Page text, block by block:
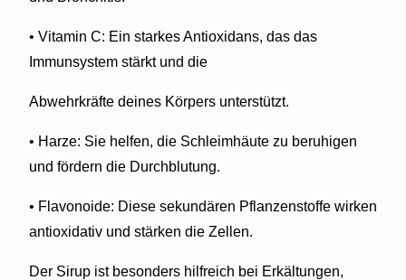
• Vitamin C: Ein starkes Antioxidans, das das
Immunsystem stärkt und die
Abwehrkräfte deines Körpers unterstützt.
• Harze: Sie helfen, die Schleimhäute zu beruhigen
und fördern die Durchblutung.
• Flavonoide: Diese sekundären Pflanzenstoffe wirken
antioxidativ und stärken die Zellen.
Der Sirup ist besonders hilfreich bei Erkältungen,